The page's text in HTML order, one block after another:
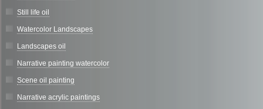
Still life oil
Watercolor Landscapes
Landscapes oil
Narrative painting watercolor
Scene oil painting
Narrative acrylic paintings